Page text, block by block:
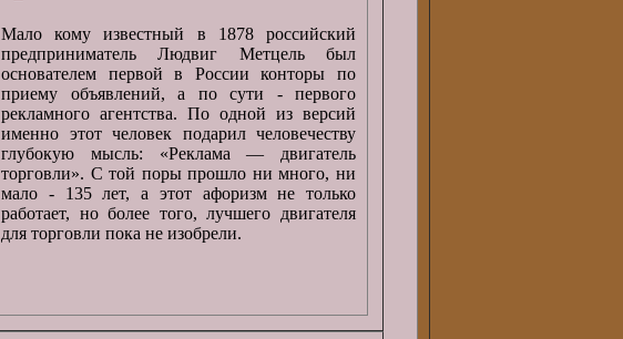
Мало кому известный в 1878 российский
предприниматель Людвиг Метцель был
основателем первой в России конторы по
приему объявлений, а по сути - первого
рекламного агентства. По одной из версий
именно этот человек подарил человечеству
глубокую мысль: «Реклама — двигатель
торговли». С той поры прошло ни много, ни
мало - 135 лет, а этот афоризм не только
работает, но более того, лучшего двигателя
для торговли пока не изобрели.